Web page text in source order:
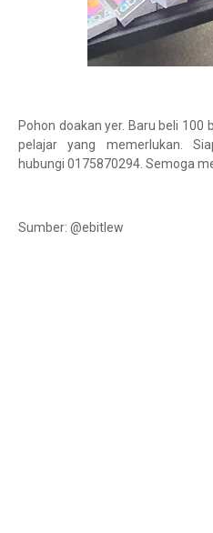
Pohon doakan yer. Baru beli 100
pelajar yang memerlukan.
hubungi 0175870294. Semoga
Sumber: @ebitlew